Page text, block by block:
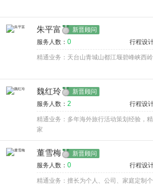
朱平富 新晋顾问
服务人数： 0 行程设
精通业务：天台山青城山都江堰碧峰峡西
魏红玲 新晋顾问
服务人数： 2 行程设
精通业务：多年海外旅行活动策划经验，
家
董雪梅 新晋顾问
服务人数： 0 行程设
精通业务：擅长为个人、公司、家庭定制